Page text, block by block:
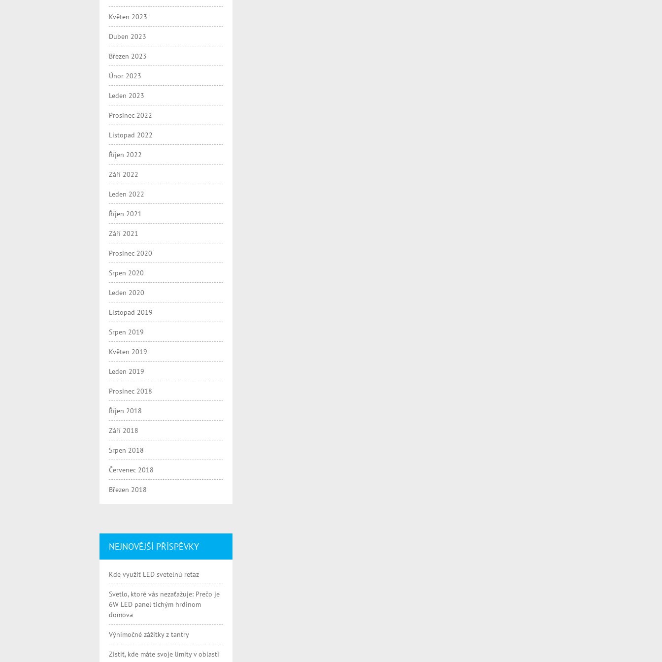
Květen 2023
Duben 2023
Březen 2023
Únor 2023
Leden 2023
Prosinec 2022
Listopad 2022
Říjen 2022
Září 2022
Leden 2022
Říjen 2021
Září 2021
Prosinec 2020
Srpen 2020
Leden 2020
Listopad 2019
Srpen 2019
Květen 2019
Leden 2019
Prosinec 2018
Říjen 2018
Září 2018
Srpen 2018
Červenec 2018
Březen 2018
NEJNOVĚJŠÍ PŘÍSPĚVKY
Kde využiť LED svetelnú reťaz
Svetlo, ktoré vás nezaťažuje: Prečo je
6W LED panel tichým hrdinom
domova
Výnimočné zážitky z tantry
Zistiť, kde máte svoje limity v oblasti